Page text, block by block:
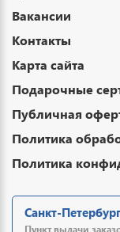
Вакансии
Контакты
Карта сайта
Подарочные
Публичная
Политика
Политика
Санкт-Петербург
Пункт выдачи